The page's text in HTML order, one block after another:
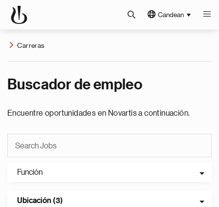
Candean
Carreras
Buscador de empleo
Encuentre oportunidades en Novartis a continuación.
Función
Ubicación (3)